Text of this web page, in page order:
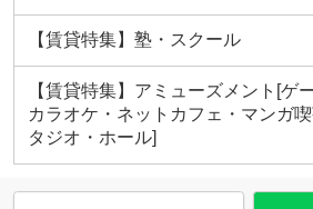
【賃貸特集】塾・スクール
【賃貸特集】アミューズメント[ゲ
カラオケ・ネットカフェ・マンガ
タジオ・ホール]